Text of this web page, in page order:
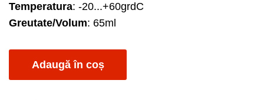
Temperatura: -20...+60grdC
Greutate/Volum: 65ml
Adaugă în coș